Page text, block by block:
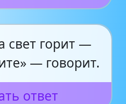
свет горит —
— говорит.
ответ